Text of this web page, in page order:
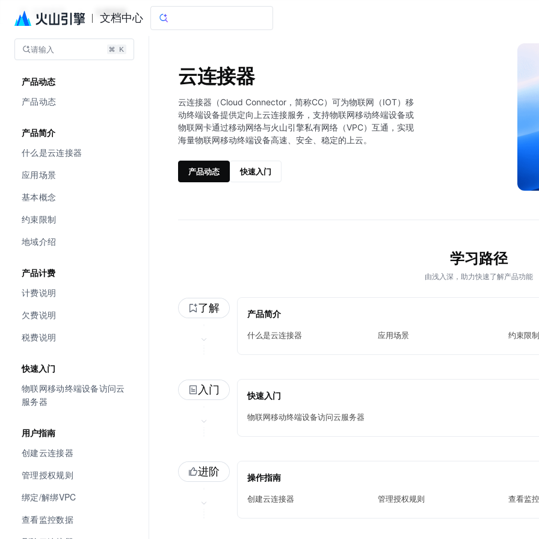
文档中心
云连接器 文档指南
请输入
产品动态
产品动态
产品简介
什么是云连接器
应用场景
基本概念
约束限制
地域介绍
产品计费
计费说明
欠费说明
税费说明
快速入门
物联网移动终端设备访问云
服务器
用户指南
创建云连接器
管理授权规则
绑定/解绑VPC
查看监控数据
云连接器
云连接器（Cloud Connector，简称CC）可为物联网（IOT）移
动终端设备提供定向上云连接服务，支持物联网移动终端设备或
物联网卡通过移动网络与火山引擎私有网络（VPC）互通，实现
海量物联网移动终端设备高速、安全、稳定的上云。
产品动态 快速入门
学习路径
由浅入深，助力快速了解产品功能
了解 产品简介
什么是云连接器 应用场景 约束限制
入门 快速入门
物联网移动终端设备访问云服务器
进阶 操作指南
创建云连接器 管理授权规则 查看监